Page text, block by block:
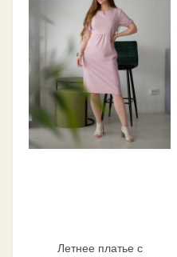
Летнее платье с